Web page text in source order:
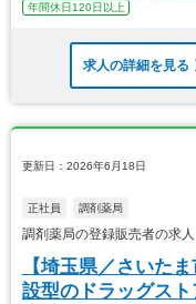
年間休日120日以上
求人の詳細を見る
更新日：2026年6月18日
正社員 調剤薬局
調剤薬局の登録販売者の求
【埼玉県／さいた
設型のドラッグス